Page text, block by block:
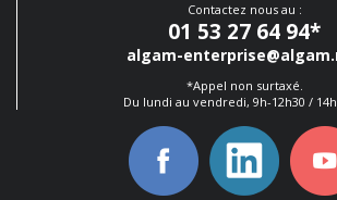
Contactez nous au :
01 53 27 64 94*
algam-
*Appel non surtaxé.
Du lundi au vendredi, 9h-12h30 /